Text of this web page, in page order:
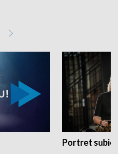
Portret